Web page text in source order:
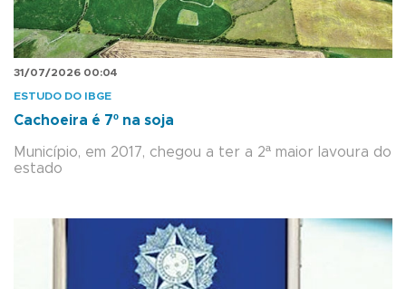
31/07/2026 00:04
ESTUDO DO IBGE
Cachoeira é 7º na soja
Município, em 2017, chegou a ter a 2ª maior lavoura do
estado